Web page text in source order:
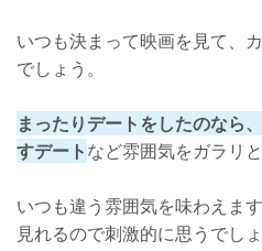
いつも決まって映画を見て、
でしょう。
まったりデートをしたのなら
すデートなど雰囲気をガラリと
いつも違う雰囲気を味わえま
見れるので刺激的に思うでしょ